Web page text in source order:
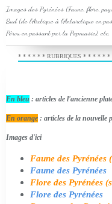
Images des Pyrénées (Faune, flore,
Sud (de l'Arctique à l'Antarctique en
Pérou en passant par la Papouasie), etc.
* * * * * * RUBRIQUES * * * * * *
En bleu : articles de l'ancienne
En orange : articles de la nouvelle
Images d'ici
Faune des Pyrénées
Faune des Pyrénées
Flore des Pyrénées
Flore des Pyrénées